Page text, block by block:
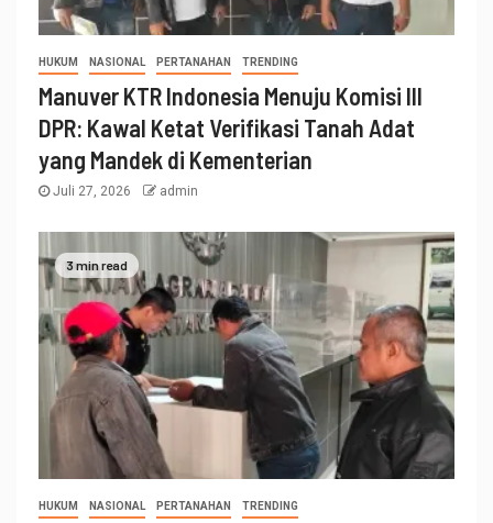
HUKUM NASIONAL PERTANAHAN TRENDING
Manuver KTR Indonesia Menuju Komisi III
DPR: Kawal Ketat Verifikasi Tanah Adat
yang Mandek di Kementerian
Juli 27, 2026 admin
3 min read
HUKUM NASIONAL PERTANAHAN TRENDING